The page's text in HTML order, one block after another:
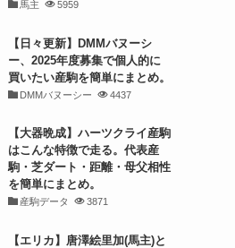
馬主 5959
【日々更新】DMMバヌーシ
ー、2025年度募集で個人的に
買いたい産駒を簡単にまとめ。
DMMバヌーシー 4437
【大器晩成】ハーツクライ産駒
はこんな特徴で走る。代表産
駒・芝ダート・距離・母父相性
を簡単にまとめ。
産駒データ 3871
【エリカ】唐澤絵里加(馬主)と